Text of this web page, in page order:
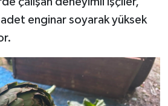
adet enginar soyarak yüksek